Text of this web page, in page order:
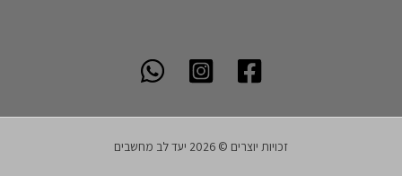
זכויות יוצרים © 2026 יעד לב מחשבים